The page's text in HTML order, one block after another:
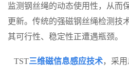
监测钢丝绳的动态使用性，从而
更新。传统的强磁钢丝绳检测技
其可行性、稳定性正遭遇瓶颈。
TST三维磁信息感应技术，采